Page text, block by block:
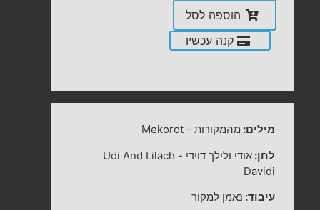
הוספה לסל
קנה עכשיו
מילים: מהמקורות -
Mekorot
לחן:אודי ולילך דוידי -
Udi And Lilach
Davidi
עיבוד: נאמן למקור